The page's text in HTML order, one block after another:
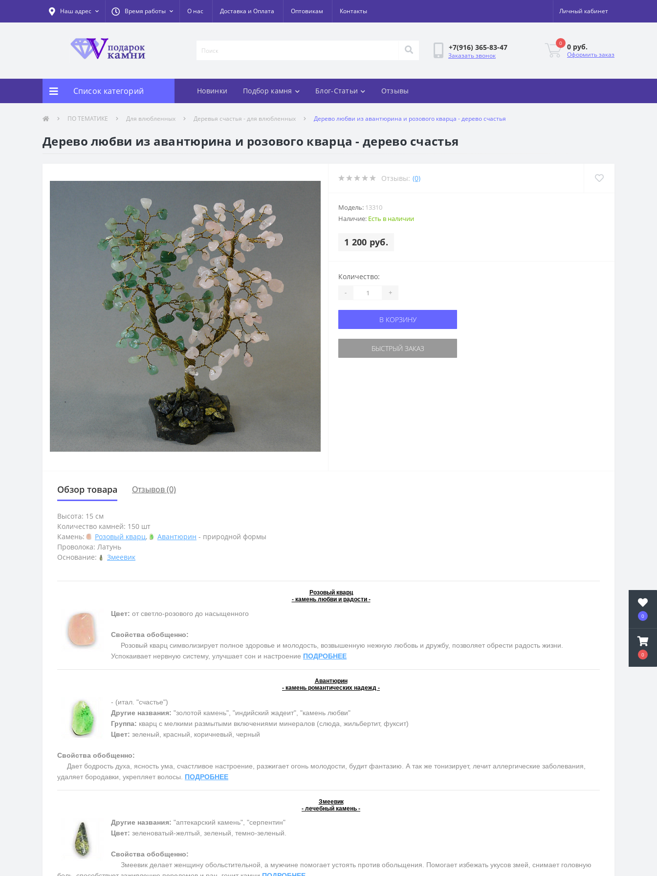
0
0
Наш адрес Время работы О нас Доставка и Оплата Оптовикам Контакты Личный кабинет
+7(916) 365-83-47
Заказать звонок
0 0 руб.
Оформить заказ
Список категорий Новинки Подбор камня Блог-Статьи Отзывы
ПО ТЕМАТИКЕ Для влюбленных Деревья счастья - для влюбленных Дерево любви из авантюрина и розового кварца - дерево счастья
Дерево любви из авантюрина и розового кварца - дерево счастья
Отзывы: (0)
Модель: 13310
Наличие: Есть в наличии
1 200 руб.
Количество:
- +
В КОРЗИНУ
БЫСТРЫЙ ЗАКАЗ
Обзор товара Отзывов (0)
Высота: 15 см
Количество камней: 150 шт
Камень:
Розовый кварц, Авантюрин - природной формы
Проволока: Латунь
Основание:
Змеевик
Розовый кварц
- камень любви и радости -
Цвет: от светло-розового до насыщенного
Свойства обобщенно:
Розовый кварц символизирует полное здоровье и молодость, возвышенную нежную любовь и дружбу, позволяет обрести радость жизни.
Успокаивает нервную систему, улучшает сон и настроение ПОДРОБНЕЕ
Авантюрин
- камень романтических надежд -
- (итал. "счастье")
Другие названия: "золотой камень", "индийский жадеит", "камень любви"
Группа: кварц с мелкими размытыми включениями минералов (слюда, жильбертит, фуксит)
Цвет: зеленый, красный, коричневый, черный
Свойства обобщенно:
Дает бодрость духа, ясность ума, счастливое настроение, разжигает огонь молодости, будит фантазию. А так же тонизирует, лечит аллергические заболевания,
удаляет бородавки, укрепляет волосы. ПОДРОБНЕЕ
Змеевик
- лечебный камень -
Другие названия: "аптекарский камень", "серпентин"
Цвет: зеленоватый-желтый, зеленый, темно-зеленый.
Свойства обобщенно:
Змеевик делает женщину обольстительной, а мужчине помогает устоять против обольщения. Помогает избежать укусов змей, снимает головную